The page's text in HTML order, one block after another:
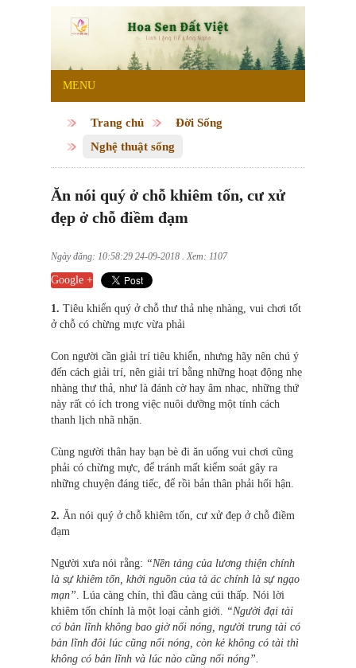
MENU
Trang chủ
Đời Sống
Nghệ thuật sống
Ăn nói quý ở chỗ khiêm tốn, cư xử
đẹp ở chỗ điềm đạm
Ngày đăng: 10:58:29 24-09-2018 . Xem: 1107
Google +
1. Tiêu khiển quý ở chỗ thư thả nhẹ nhàng, vui chơi tốt
ở chỗ có chừng mực vừa phải
Con người cần giải trí tiêu khiển, nhưng hãy nên chú ý
đến cách giải trí, nên giải trí bằng những hoạt động nhẹ
nhàng thư thả, như là đánh cờ hay âm nhạc, những thứ
này rất có ích trong việc nuôi dưỡng một tính cách
thanh lịch nhã nhặn.
Cùng người thân hay bạn bè đi ăn uống vui chơi cũng
phải có chừng mực, để tránh mất kiểm soát gây ra
những chuyện đáng tiếc, để rồi bản thân phải hối hận.
2. Ăn nói quý ở chỗ khiêm tốn, cư xử đẹp ở chỗ điềm
đạm
Người xưa nói rằng: “Nền tảng của lương thiện chính
là sự khiêm tốn, khởi nguồn của tà ác chính là sự ngạo
mạn”. Lúa càng chín, thì đầu càng cúi thấp. Nói lời
khiêm tốn chính là một loại cảnh giới. “Người đại tài
có bản lĩnh không bao giờ nổi nóng, người trung tài có
bản lĩnh đôi lúc cũng nổi nóng, còn kẻ không có tài thì
không có bản lĩnh và lúc nào cũng nổi nóng”.